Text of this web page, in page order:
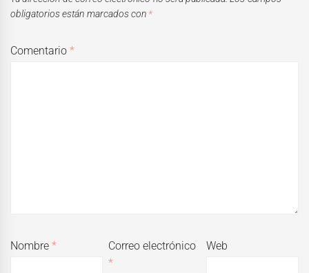
obligatorios están marcados con *
Comentario*
Nombre*
Correo electrónico
*
Web